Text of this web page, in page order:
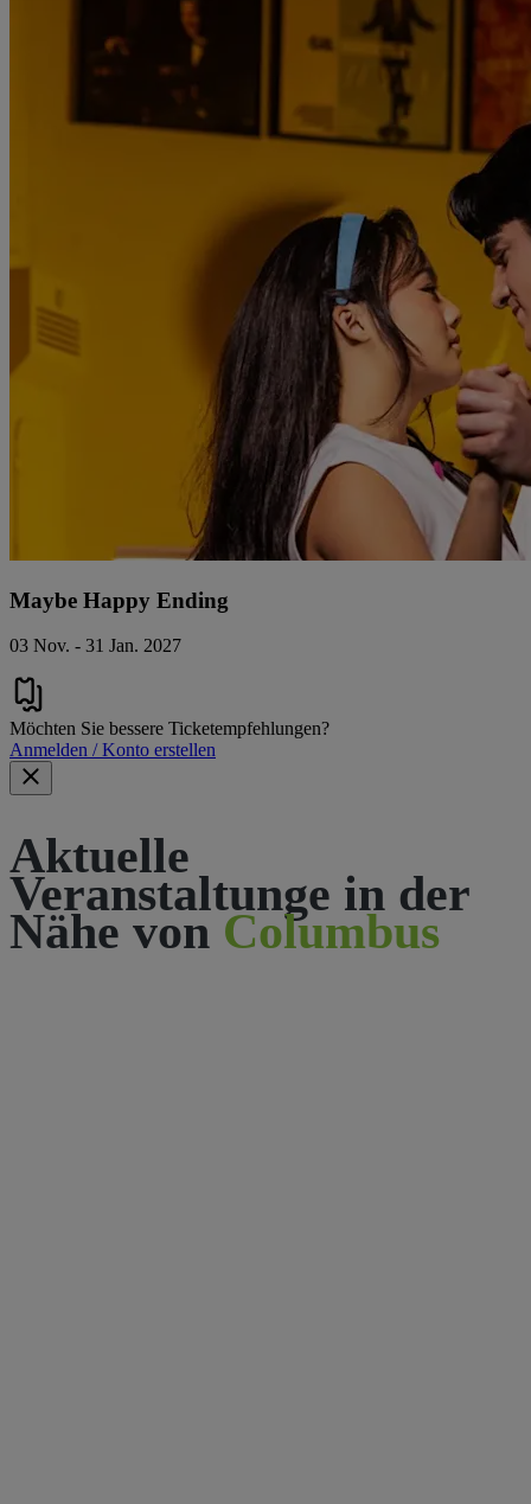
Maybe Happy Ending
03 Nov. - 31 Jan. 2027
Möchten Sie bessere Ticketempfehlungen?
Anmelden / Konto erstellen
Aktuelle
Veranstaltunge in der
Nähe von Columbus